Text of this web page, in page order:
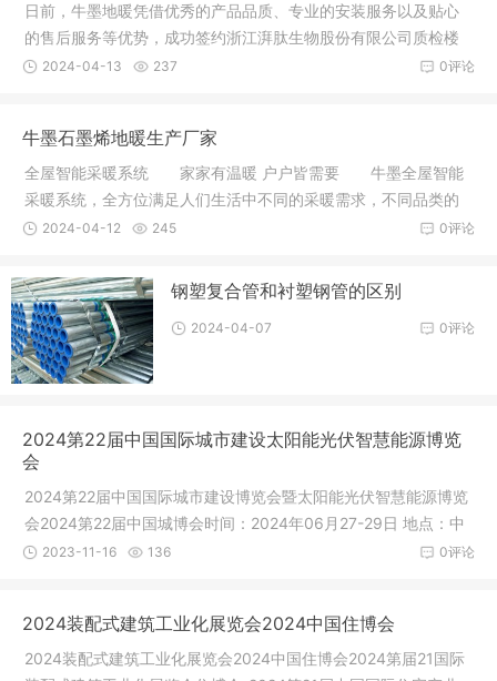
日前，牛墨地暖凭借优秀的产品品质、专业的安装服务以及贴心
的售后服务等优势，成功签约浙江湃肽生物股份有限公司质检楼
项目。目前牛墨石墨烯地暖铺设正在如火如荼进行中。浙江湃肽
报，多肽药物CRO/CMO/CDMO
0评论
2024-04-13 237
牛墨石墨烯地暖生产厂家
全屋智能采暖系统 家家有温暖 户户皆需要 牛墨全屋智能
采暖系统，全方位满足人们生活中不同的采暖需求，不同品类的
组合带来温暖舒适生活的！ 牛墨石墨烯的核心智能采暖产
造世界纪录，获得由世界纪录协会颁发的世界纪录认证证书，成
功代表中国“智”造站在
0评论
2024-04-12 245
钢塑复合管和衬塑钢管的区别
0评论
2024-04-07
2024第22届中国国际城市建设太阳能光伏智慧能源博览
会
2024第22届中国国际城市建设博览会暨太阳能光伏智慧能源博览
会2024第22届中国城博会时间：2024年06月27-29日 地点：中
国国际展览中心（新馆）（北京顺义地区天竺地区裕翔路88号）
Email：1051371896@qq.com支
0评论
2023-11-16 136
2024装配式建筑工业化展览会2024中国住博会
2024装配式建筑工业化展览会2024中国住博会2024第届21国际